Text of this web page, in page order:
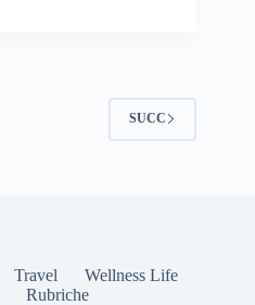
SUCC
Travel
Wellness Life
Rubriche